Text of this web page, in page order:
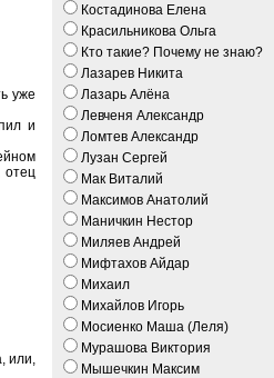
уже
и
отец
или,
Костадинова Елена
Красильникова Ольга
Кто такие? Почему не знаю?
Лазарев Никита
Лазарь Алёна
Левченя Александр
Ломтев Александр
Лузан Сергей
Мак Виталий
Максимов Анатолий
Маничкин Нестор
Миляев Андрей
Мифтахов Айдар
Михаил
Михайлов Игорь
Мосиенко Маша (Леля)
Мурашова Виктория
Мышечкин Максим